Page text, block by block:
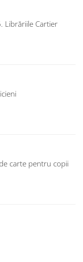
Librăriile Cartier
carte pentru copii